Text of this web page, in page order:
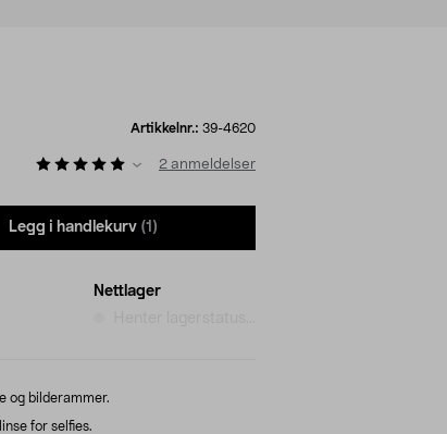
Artikkelnr.: 39-4620
2 anmeldelser
Legg i handlekurv (1)
Nettlager
og bilderammer.
for selfies.